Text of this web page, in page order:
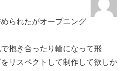
られたがオープニング
抱き合ったり輪になって飛
リスペクトして制作して欲しか